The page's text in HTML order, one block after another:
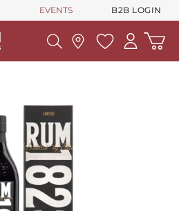
EVENTS B2B LOGIN